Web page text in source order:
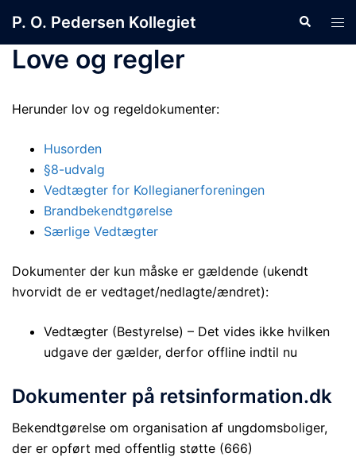
content
P. O. Pedersen Kollegiet Search
Love og regler
Herunder lov og regeldokumenter:
Husorden
§8-udvalg
Vedtægter for Kollegianerforeningen
Brandbekendtgørelse
Særlige Vedtægter
Dokumenter der kun måske er gældende (ukendt
hvorvidt de er vedtaget/nedlagte/ændret):
Vedtægter (Bestyrelse) – Det vides ikke hvilken
udgave der gælder, derfor offline indtil nu
Dokumenter på retsinformation.dk
Bekendtgørelse om organisation af ungdomsboliger,
der er opført med offentlig støtte (666)